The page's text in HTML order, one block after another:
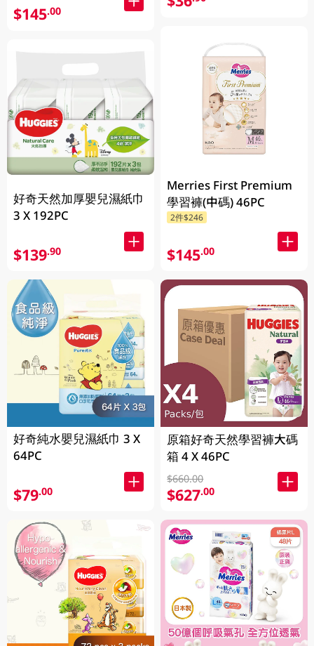
$145.00
好奇天然加厚嬰兒濕紙巾
3 X 192PC
$139.90
好奇純水嬰兒濕紙巾 3 X
64PC
$79.00
Merries First Premium
學習褲(中碼) 46PC
2件$246
$145.00
原箱好奇天然學習褲大碼
箱 4 X 46PC
$660.00
$627.00